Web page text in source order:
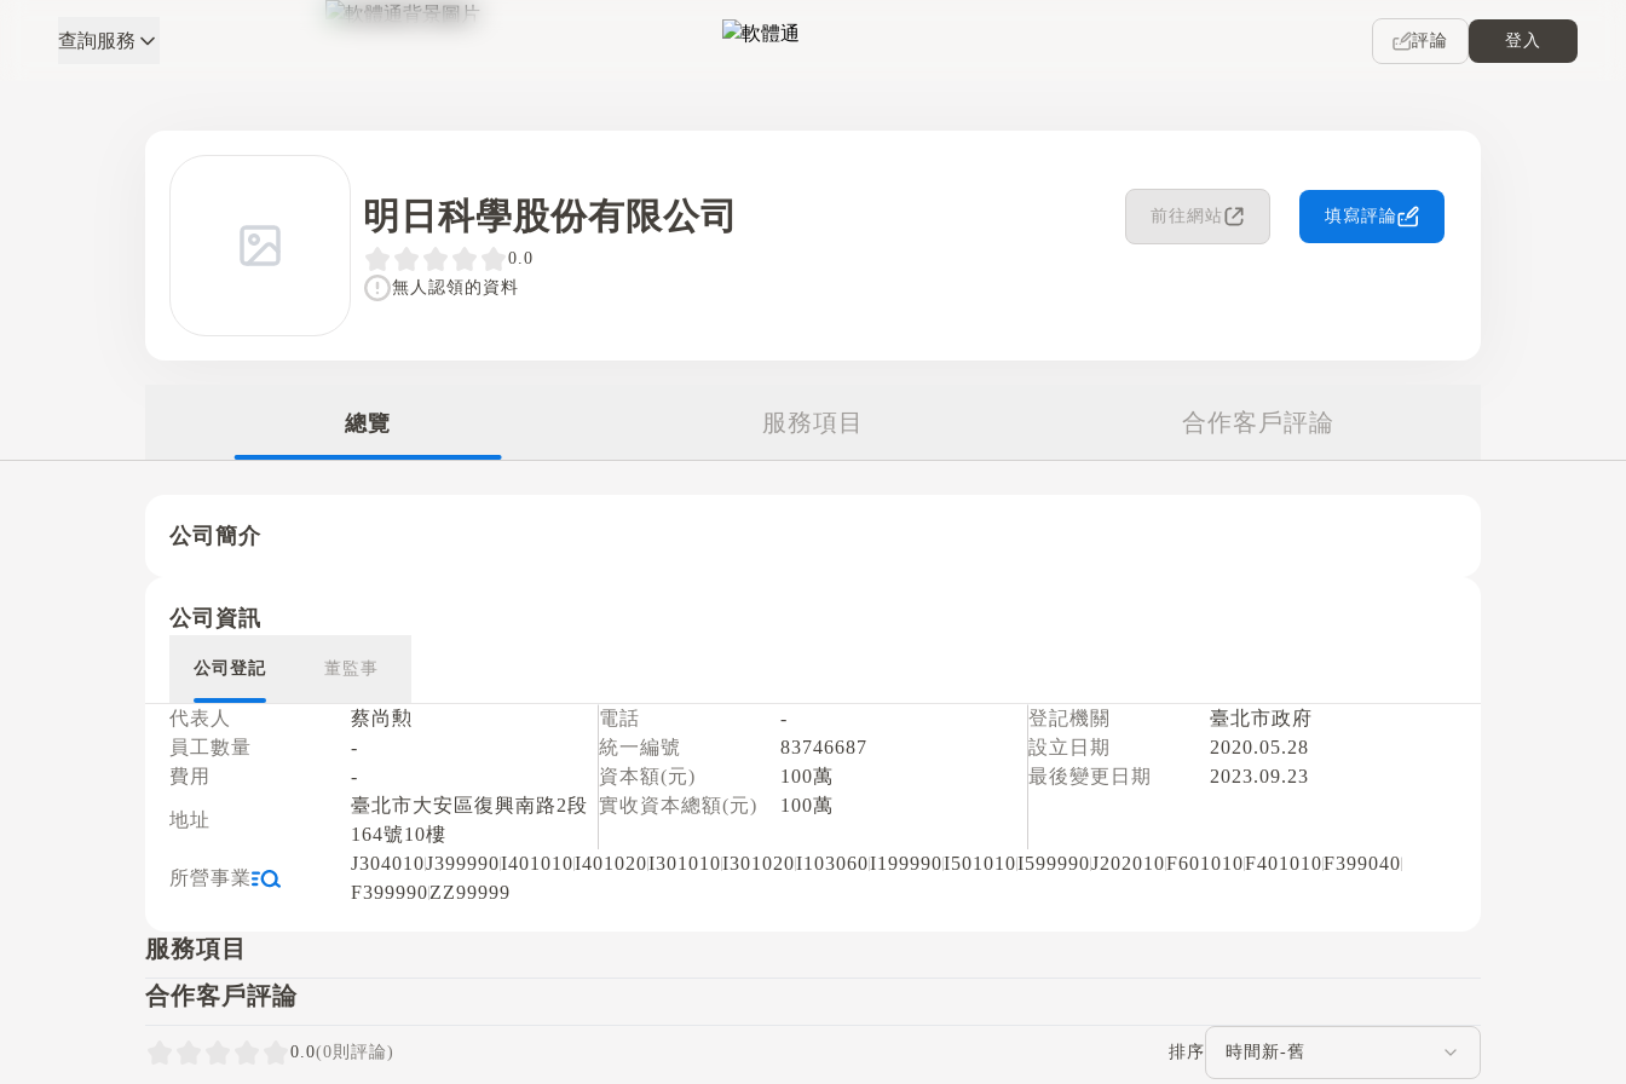
軟體通
查詢服務 評論 登入
明日科學股份有限公司 前往網站 填寫評論
0.0
無人認領的資料
總覽 服務項目 合作客戶評論
公司簡介
公司資訊
公司登記 董監事
代表人
蔡尚勲
員工數量
-
費用
-
地址
臺北市大安區復興南路2段
164號10樓
電話
-
統一編號
83746687
資本額(元)
100萬
實收資本總額(元)
100萬
登記機關
臺北市政府
設立日期
2020.05.28
最後變更日期
2023.09.23
所營事業
J304010J399990I401010I401020I301010I301020I103060I199990I501010I599990J202010F601010F401010F399040
F399990ZZ99999
服務項目
合作客戶評論
0.0(0則評論) 排序
評論排序